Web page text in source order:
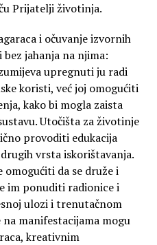
Prijatelji životinja.
i očuvanje izvornih
jahanja na njima:
upregnuti ju radi
koristi, već joj omogućiti
kako bi mogla zaista
Utočišta za životinje
provoditi edukacija
vrsta iskorištavanja.
da se druže i
im ponuditi radionice i
ulozi i trenutačnom
na manifestacijama mogu
kreativnim